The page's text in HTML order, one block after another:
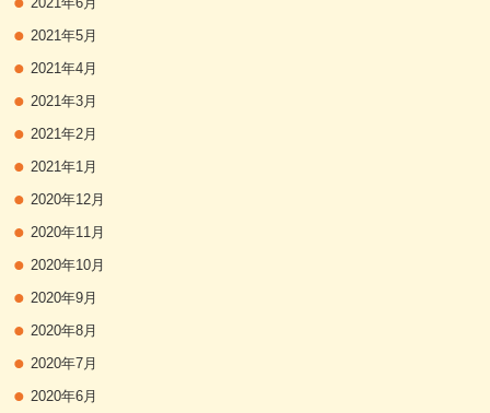
2021年5月
2021年4月
2021年3月
2021年2月
2021年1月
2020年12月
2020年11月
2020年10月
2020年9月
2020年8月
2020年7月
2020年6月